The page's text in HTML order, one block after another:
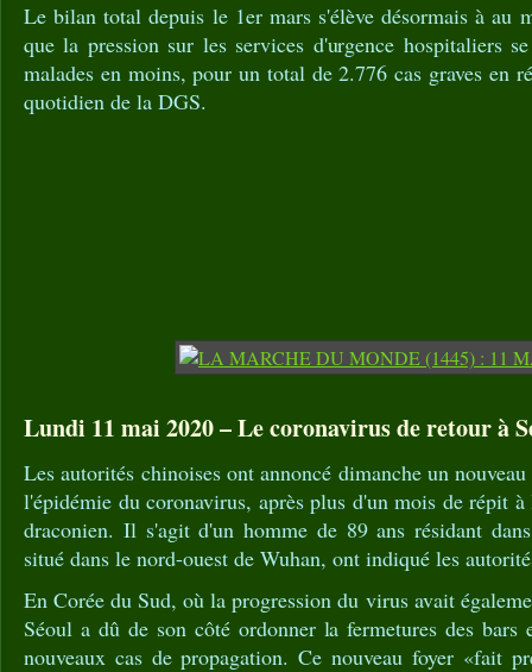
Le bilan total depuis le 1er mars s'élève désormais à au
que la pression sur les services d'urgence hospitaliers
malades en moins, pour un total de 2.776 cas graves en
quotidien de la DGS.
Lundi 11 mai 2020 – Le coronavirus de retour à
Les autorités chinoises ont annoncé dimanche un
l'épidémie du coronavirus, après plus d'un mois de répit
draconien. Il s'agit d'un homme de 89 ans résidant
situé dans le nord-ouest de Wuhan, ont indiqué les
En Corée du Sud, où la progression du virus avait
Séoul a dû de son côté ordonner la fermetures des bars
nouveaux cas de propagation. Ce nouveau foyer «fait